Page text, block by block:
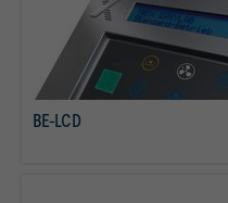
BE-LCD